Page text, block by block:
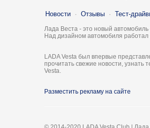
Новости · Отзывы · Тест-
Лада Веста - это новый
Над дизайном автомобиля
LADA Vesta был впервые
прочитать свежие новости,
Vesta.
Разместить рекламу на сайте